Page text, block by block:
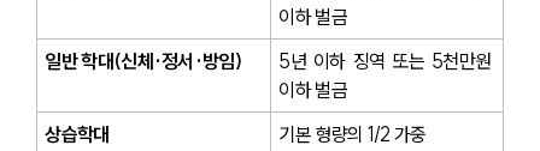
이하 벌금
일반 학대(신체·정서·방임)
5년 이하 징역 또는 5천만원
이하 벌금
상습학대
기본 형량의 1/2 가중